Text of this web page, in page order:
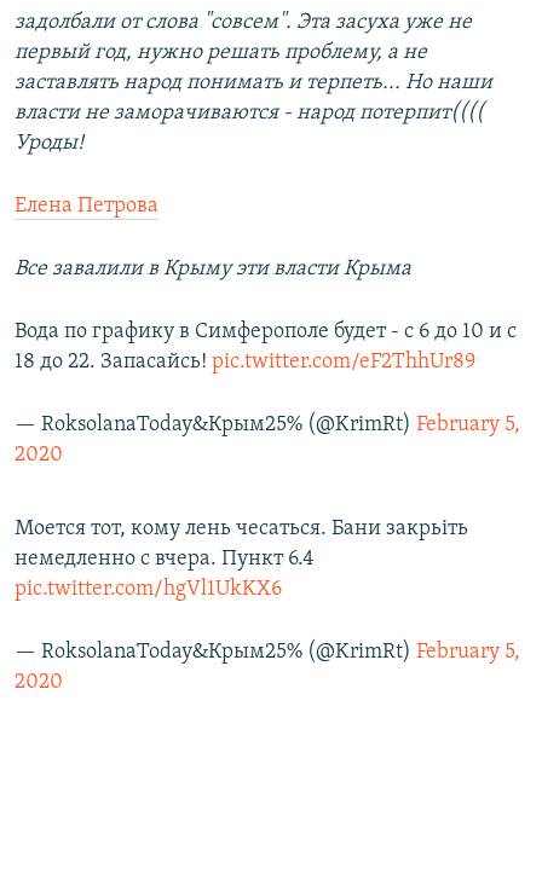
задолбали от слова "совсем". Эта засуха уже не
первый год, нужно решать проблему, а не
заставлять народ понимать и терпеть... Но наши
власти не заморачиваются - народ потерпит((((
Уроды!
Елена Петрова
Все завалили в Крыму эти власти Крыма
Вода по графику в Симферополе будет - с 6 до 10 и с
18 до 22. Запасайсь! pic.twitter.com/eF2ThhUr89
— RoksolanaToday&Крым25% (@KrimRt) February 5,
2020
Моется тот, кому лень чесаться. Бани закрьіть
немедленно с вчера. Пункт 6.4
pic.twitter.com/hgVl1UkKX6
— RoksolanaToday&Крым25% (@KrimRt) February 5,
2020